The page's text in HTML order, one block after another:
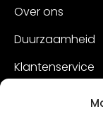
Over ons
Duurzaamheid
Klantenservice